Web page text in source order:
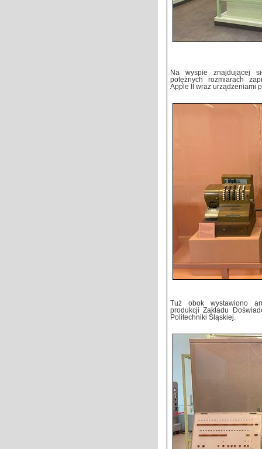
Na wyspie znajdującej
potężnych rozmiarach
Apple II wraz urządzeniami
Tuż obok wystawiono
produkcji Zakładu
Politechniki Śląskiej.